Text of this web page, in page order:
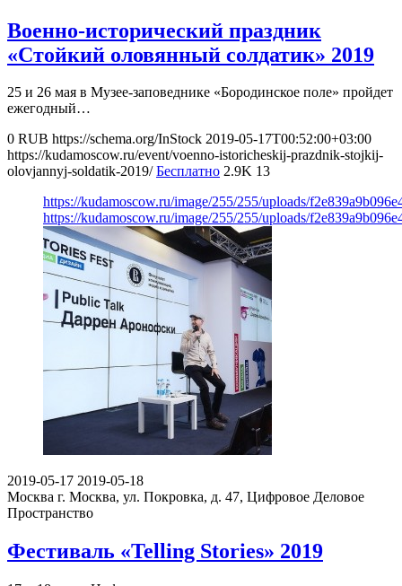
Военно-исторический праздник
«Стойкий оловянный солдатик» 2019
25 и 26 мая в Музее-заповеднике «Бородинское поле» пройдет
ежегодный…
0 RUB https://schema.org/InStock 2019-05-17T00:52:00+03:00
https://kudamoscow.ru/event/voenno-istoricheskij-prazdnik-stojkij-
olovjannyj-soldatik-2019/ Бесплатно 2.9K 13
https://kudamoscow.ru/image/255/255/uploads/
https://kudamoscow.ru/image/255/255/uploads/
2019-05-17 2019-05-18
Москва г. Москва, ул. Покровка, д. 47, Цифровое Деловое
Пространство
Фестиваль «Telling Stories» 2019